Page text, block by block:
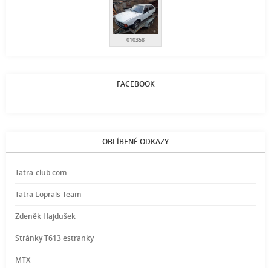
010358
FACEBOOK
OBLÍBENÉ ODKAZY
Tatra-club.com
Tatra Loprais Team
Zdeněk Hajdušek
Stránky T613 estranky
MTX